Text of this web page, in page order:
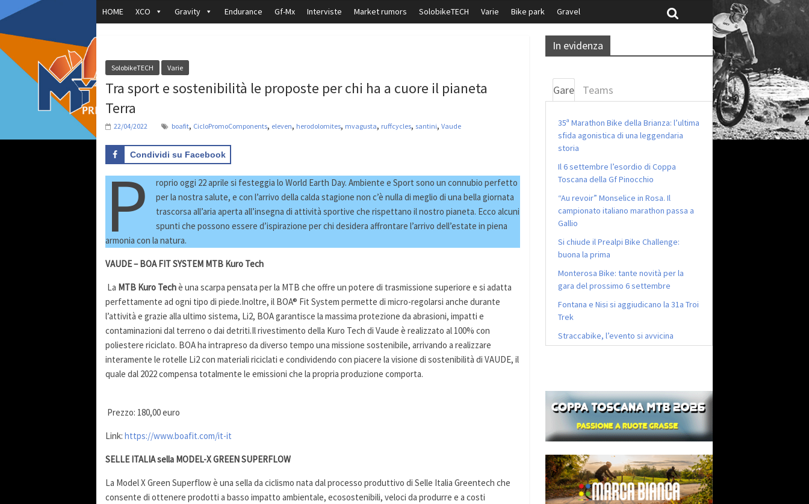
HOME XCO Gravity Endurance Gf-Mx Interviste Market rumors SolobikeTECH Varie Bike park Gravel
SolobikeTECH Varie
Tra sport e sostenibilità le proposte per chi ha a cuore il pianeta
Terra
22/04/2022 boafit, CicloPromoComponents, eleven, herodolomites, mvagusta, ruffcycles, santini, Vaude
Condividi su Facebook
P
roprio oggi 22 aprile si festeggia lo World Earth Day. Ambiente e Sport sono un connubio perfetto
per la nostra salute, e con l’arrivo della calda stagione non c’è nulla di meglio di una bella giornata
trascorsa all’aria aperta all’insegna di attività sportive che rispettano il nostro pianeta. Ecco alcuni
spunti che possono essere d’ispirazione per chi desidera affrontare l’arrivo dell’estate in piena
armonia con la natura.
VAUDE – BOA FIT SYSTEM MTB Kuro Tech
La MTB Kuro Techè una scarpa pensata per la MTB che offre un potere di trasmissione superiore e si adatta
perfettamente ad ogni tipo di piede.Inoltre, il BOA® Fit System permette di micro-regolarsi anche durante
l’attività e grazie alla ultimo sistema, Li2, BOA garantisce la massima protezione da abrasioni, impatti e
contaminazioni dal terreno o dai detriti.Il rivestimento della Kuro Tech di Vaude è realizzato al 100% con
poliestere riciclato. BOA ha intrapreso da diverso tempo una missione sostenibile, arrivando a realizzare
interamente le rotelle Li2 con materiali riciclati e condividendo con piacere la visione di sostenibilità di VAUDE, il
quale dal 2022 compensa totalmente le emissioni che la propria produzione comporta.
Prezzo: 180,00 euro
Link: https://www.boafit.com/it-it
SELLE ITALIA sella MODEL-X GREEN SUPERFLOW
La Model X Green Superflow è una sella da ciclismo nata dal processo produttivo di Selle Italia Greentech che
consente di ottenere prodotti a basso impatto ambientale, ecosostenibili, veloci da produrre e a costi
In evidenza
Gare Teams
35ª Marathon Bike della Brianza: l’ultima
sfida agonistica di una leggendaria
storia
Il 6 settembre l’esordio di Coppa
Toscana della Gf Pinocchio
“Au revoir” Monselice in Rosa. Il
campionato italiano marathon passa a
Gallio
Si chiude il Prealpi Bike Challenge:
buona la prima
Monterosa Bike: tante novità per la
gara del prossimo 6 settembre
Fontana e Nisi si aggiudicano la 31a Troi
Trek
Straccabike, l’evento si avvicina